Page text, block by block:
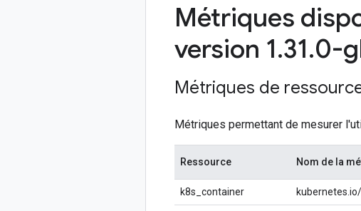
Métriques
version 1.31.0-
Métriques de
Métriques permettant de mesurer
Ressource Nom de la
k8s_container